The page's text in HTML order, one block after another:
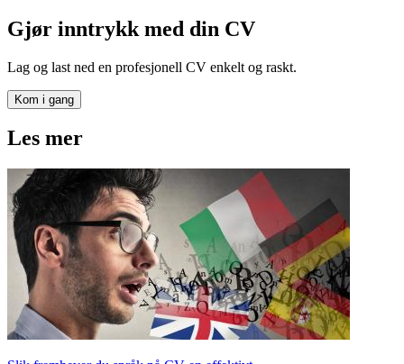
Gjør inntrykk med din CV
Lag og last ned en profesjonell CV enkelt og raskt.
Kom i gang
Les mer